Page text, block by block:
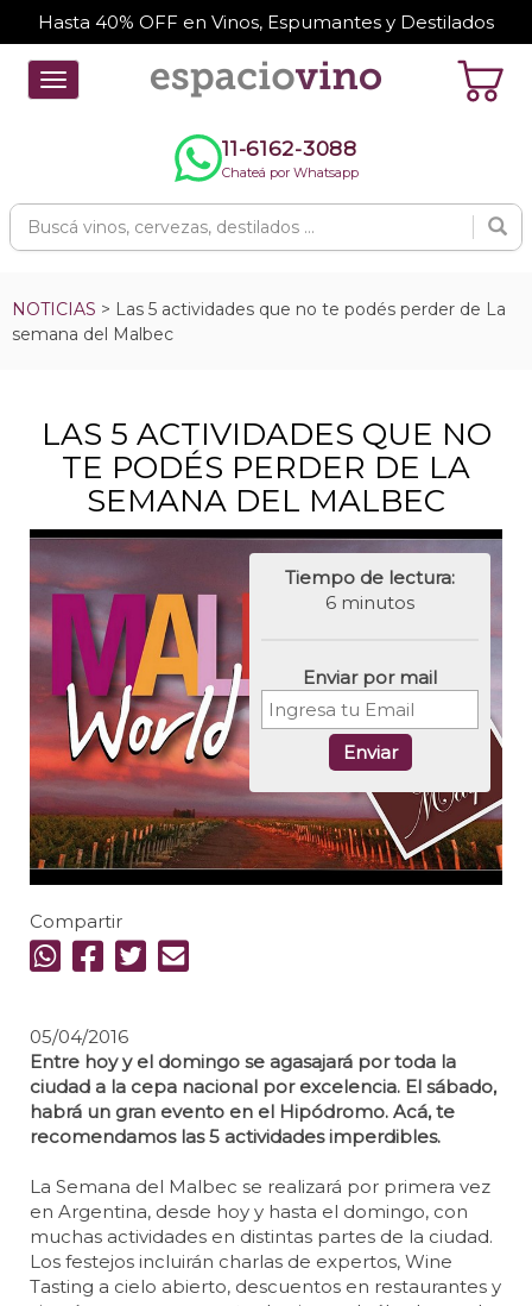
Hasta 40% OFF en Vinos, Espumantes y Destilados
Toggle
navigation
11-6162-3088
Chateá por Whatsapp
NOTICIAS > Las 5 actividades que no te podés perder de La
semana del Malbec
LAS 5 ACTIVIDADES QUE NO
TE PODÉS PERDER DE LA
SEMANA DEL MALBEC
Tiempo de lectura:
6 minutos
Enviar por mail
Enviar
Compartir
05/04/2016
Entre hoy y el domingo se agasajará por toda la
ciudad a la cepa nacional por excelencia. El sábado,
habrá un gran evento en el Hipódromo. Acá, te
recomendamos las 5 actividades imperdibles.
La Semana del Malbec se realizará por primera vez
en Argentina, desde hoy y hasta el domingo, con
muchas actividades en distintas partes de la ciudad.
Los festejos incluirán charlas de expertos, Wine
Tasting a cielo abierto, descuentos en restaurantes y